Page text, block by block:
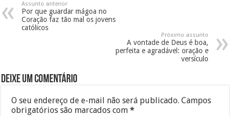
Assunto anterior
Por que guardar mágoa no
Coração faz tão mal os jovens
católicos
Próximo assunto
A vontade de Deus é boa,
perfeita e agradável: oração e
versículo
Deixe um comentário
O seu endereço de e-mail não será publicado. Campos
obrigatórios são marcados com*